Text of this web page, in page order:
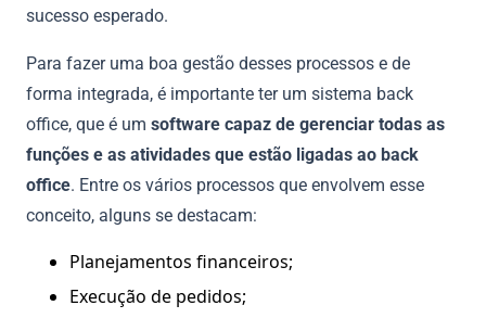
sucesso esperado.
Para fazer uma boa gestão desses processos e de
forma integrada, é importante ter um sistema back
office, que é um software capaz de gerenciar todas as
funções e as atividades que estão ligadas ao back
office. Entre os vários processos que envolvem esse
conceito, alguns se destacam:
Planejamentos financeiros;
Execução de pedidos;